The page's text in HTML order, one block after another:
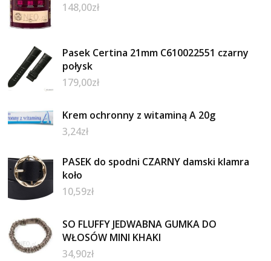
148,00zł
Pasek Certina 21mm C610022551 czarny
połysk
179,00zł
Krem ochronny z witaminą A 20g
3,24zł
PASEK do spodni CZARNY damski klamra
koło
10,59zł
SO FLUFFY JEDWABNA GUMKA DO
WŁOSÓW MINI KHAKI
34,90zł